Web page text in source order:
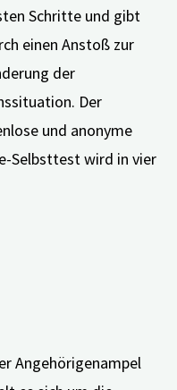
Schritte und gibt
einen Anstoß zur
der
Der
und anonyme
Selbsttest wird in vier
(deutsch, englisch,
russisch) angeboten.
in
Studien
Angehörigenampel